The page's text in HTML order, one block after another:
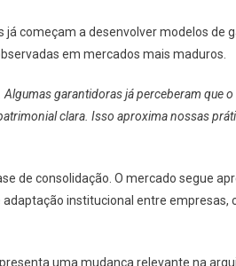
começam a desenvolver modelos de
em mercados mais maduros.
garantidoras já perceberam que
clara. Isso aproxima nossas
de consolidação. O mercado segue
institucional entre empresas,
uma mudança relevante na